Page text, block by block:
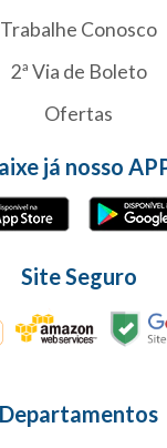
Trabalhe Conosco
2ª Via de Boleto
Ofertas
já nosso
Site Seguro
Departamentos